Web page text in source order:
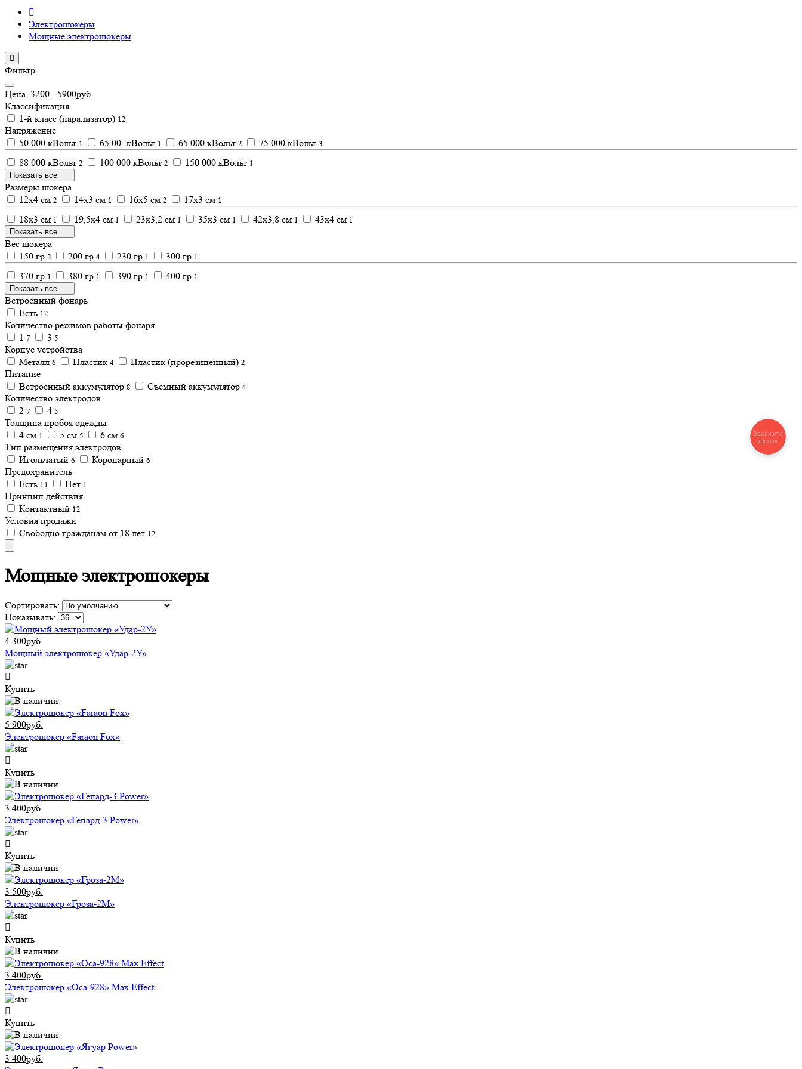
Электрошокеры
Мощные электрошокеры
Фильтр
Цена 3200 - 5900руб.
Классификация
1-й класс (парализатор) 12
Напряжение
50 000 кВольт 1 65 00- кВольт 1 65 000 кВольт 2 75 000 кВольт 3
88 000 кВольт 2 100 000 кВольт 2 150 000 кВольт 1
Показать все
Размеры шокера
12х4 см 2 14х3 см 1 16х5 см 2 17х3 см 1
18х3 см 1 19,5х4 см 1 23х3,2 см 1 35х3 см 1 42х3,8 см 1 43х4 см 1
Показать все
Вес шокера
150 гр 2 200 гр 4 230 гр 1 300 гр 1
370 гр 1 380 гр 1 390 гр 1 400 гр 1
Показать все
Встроенный фонарь
Есть 12
Количество режимов работы фонаря
1 7 3 5
Корпус устройства
Металл 6 Пластик 4 Пластик (прорезиненный) 2
Питание
Встроенный аккумулятор 8 Съемный аккумулятор 4
Количество электродов
2 7 4 5
Толщина пробоя одежды
4 см 1 5 см 5 6 см 6
Тип размещения электродов
Игольчатый 6 Коронарный 6
Предохранитель
Есть 11 Нет 1
Принцип действия
Контактный 12
Условия продажи
Свободно гражданам от 18 лет 12
Мощные электрошокеры
Сортировать:
Показывать:
4 300руб.
Мощный электрошокер «Удар-2У»
Купить
5 900руб.
Электрошокер «Faraon Fox»
Купить
3 400руб.
Электрошокер «Гепард-3 Power»
Купить
3 500руб.
Электрошокер «Гроза-2М»
Купить
3 400руб.
Электрошокер «Оса-928» Max Effect
Купить
3 400руб.
Закажите
звонок!